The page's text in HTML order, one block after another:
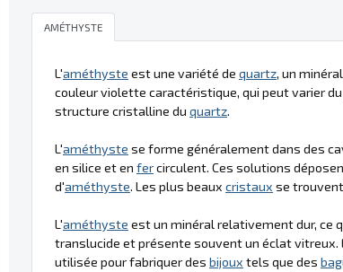
AMÉTHYSTE
L'améthyste est une variété de quartz, un
couleur violette caractéristique, qui peut varier
structure cristalline du quartz.
L'améthyste se forme généralement dans des
en silice et en fercirculent. Ces solutions
d'améthyste. Les plus beaux cristaux se
L'améthyste est un minéral relativement dur, ce
translucide et présente souvent un éclat vitreux.
utilisée pour fabriquer des bijoux tels que des